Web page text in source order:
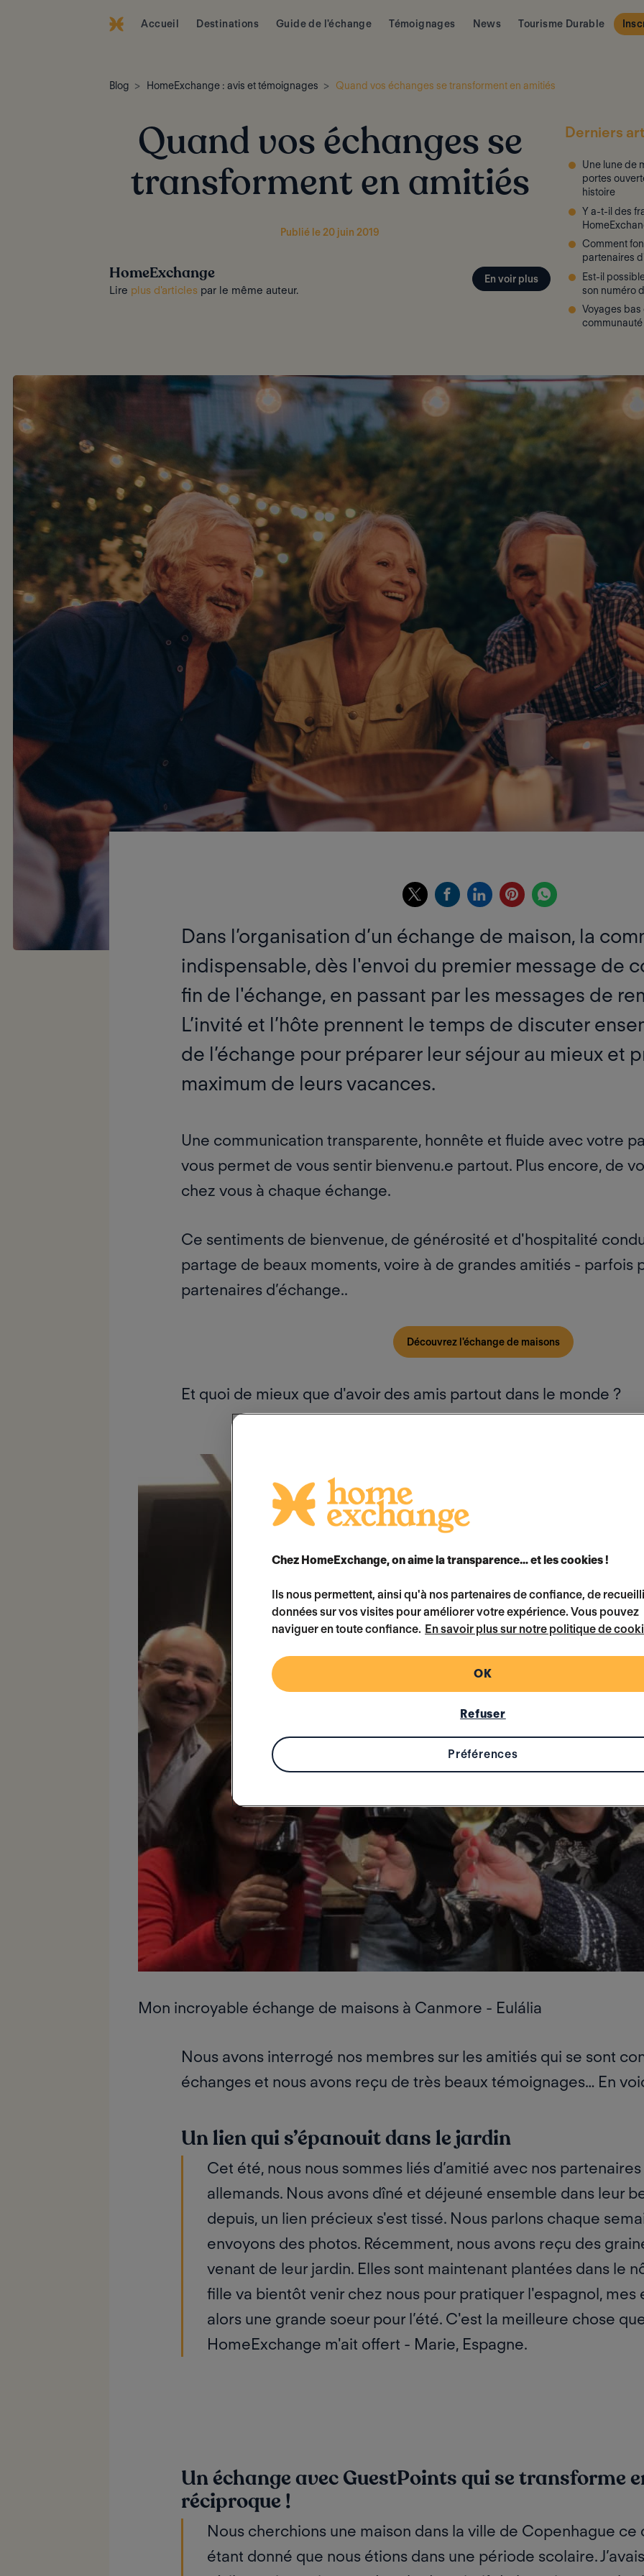
Accueil Destinations Guide de l'échange Témoignages News Tourisme Durable
Blog HomeExchange : avis et témoignages Quand vos échanges se transforment en amitiés
Quand vos échanges se
transforment en amitiés
Publié le 20 juin 2019
HomeExchange
Lire plus d'articles par le même auteur.
En voir plus
Derniers
Une lune de
portes
histoire
Y a-t-il des
Comment
partenaires
Est-il
son numéro
Voyages
communauté
Dans l’organisation d’un échange de maison, la
indispensable, dès l'envoi du premier message de
fin de l'échange, en passant par les messages de
L’invité et l’hôte prennent le temps de discuter
de l’échange pour préparer leur séjour au mieux et
maximum de leurs vacances.
Une communication transparente, honnête et fluide avec votre
vous permet de vous sentir bienvenu.e partout. Plus encore, de
chez vous à chaque échange.
Ce sentiments de bienvenue, de générosité et d'hospitalité
partage de beaux moments, voire à de grandes amitiés - parfois
partenaires d’échange..
Découvrez l'échange de maisons
Et quoi de mieux que d'avoir des amis partout dans le monde ?
Mon incroyable échange de maisons à Canmore - Eulália
Nous avons interrogé nos membres sur les amitiés qui se sont
échanges et nous avons reçu de très beaux témoignages… En
Un lien qui s’épanouit dans le jardin
Cet été, nous nous sommes liés d’amitié avec nos
allemands. Nous avons dîné et déjeuné ensemble dans leur
depuis, un lien précieux s'est tissé. Nous parlons chaque
envoyons des photos. Récemment, nous avons reçu des
venant de leur jardin. Elles sont maintenant plantées dans le
fille va bientôt venir chez nous pour pratiquer l'espagnol, mes
alors une grande soeur pour l’été. C'est la meilleure chose
HomeExchange m'ait offert - Marie, Espagne.
Un échange avec GuestPoints qui se transforme
réciproque !
Nous cherchions une maison dans la ville de Copenhague
étant donné que nous étions dans une période scolaire.
Chez HomeExchange, on aime la transparence… et les cookies !
Ils nous permettent, ainsi qu'à nos partenaires de confiance, de
données sur vos visites pour améliorer votre expérience. Vous pouvez
naviguer en toute confiance. En savoir plus sur notre politique de
Préférences
Refuser
OK